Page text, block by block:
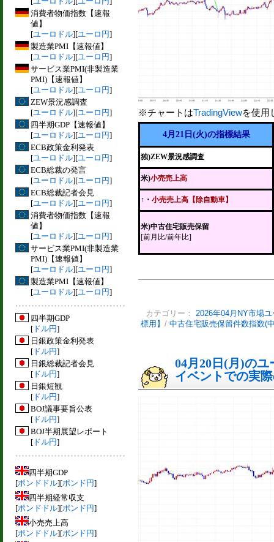
消費者物価指数【速報
値】
[ユーロドル][ユーロ円]
製造業PMI【速報値】
[ユーロドル][ユーロ円]
サービス業PMI(非製造業
PMI)【速報値】
[ユーロドル][ユーロ円]
ZEW景況感調査
[ユーロドル][ユーロ円]
四半期GDP【速報値】
[ユーロドル][ユーロ円]
ECB政策金利発表
[ユーロドル][ユーロ円]
ECB総裁の発言
[ユーロドル][ユーロ円]
ECB総裁記者会見
[ユーロドル][ユーロ円]
消費者物価指数【速報
値】
[ユーロドル][ユーロ円]
サービス業PMI(非製造業
PMI)【速報値】
[ユーロドル][ユーロ円]
製造業PMI【速報値】
[ユーロドル][ユーロ円]
四半期GDP
[ ドル円]
日銀政策金利発表
[ ドル円]
日銀総裁記者会見
[ ドル円]
日銀短観
[ ドル円]
BOJ議事要旨公表
[ ドル円]
BOJ半期展望レポート
[ ドル円]
四半期GDP
[ポンドドル][ポンド円]
四半期経常収支
[ポンドドル][ポンド円]
小売売上高
[ポンドドル][ポンド円]
※チャートはTradingViewを使用
4月21日(火)の指標結果
独)ZEW景況感調査
米)小売売上高
↑・ 小売売上高【除自動車】
米)中古住宅販売保留
[前月比/前年比]
カテゴリー： 2026年04月NY市場
標用】 / 中古住宅販売保留件数指数(
04月20日(月)の
イベントでの実